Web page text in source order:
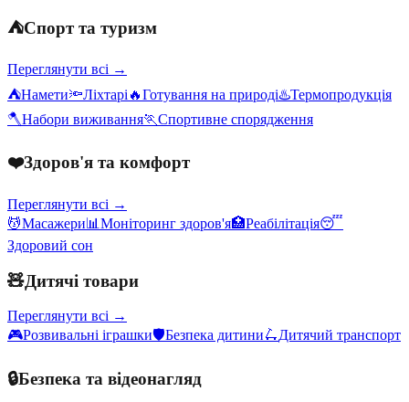
⛺Спорт та туризм
Переглянути всі →
⛺Намети🔦Ліхтарі 🔥Готування на природі♨️Термопродукція
🪓Набори виживання🏃Спортивне спорядження
❤️Здоров'я та комфорт
Переглянути всі →
💆Масажери📊 Моніторинг здоров'я🏥Реабілітація😴
Здоровий сон
🧸Дитячі товари
Переглянути всі →
🎮Розвивальні іграшки🛡️Безпека дитини🛴Дитячий транспорт
🔒Безпека та відеонагляд